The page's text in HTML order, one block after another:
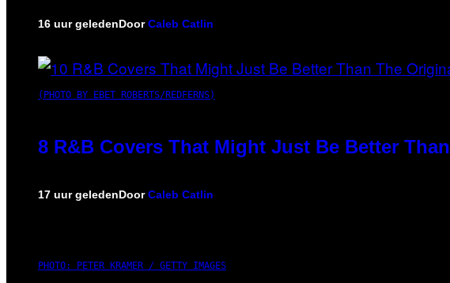
16 uur geledenDoorCaleb Catlin
(PHOTO BY EBET ROBERTS/REDFERNS)
8 R&B Covers That Might Just Be Better
17 uur geledenDoorCaleb Catlin
PHOTO: PETER KRAMER / GETTY IMAGES